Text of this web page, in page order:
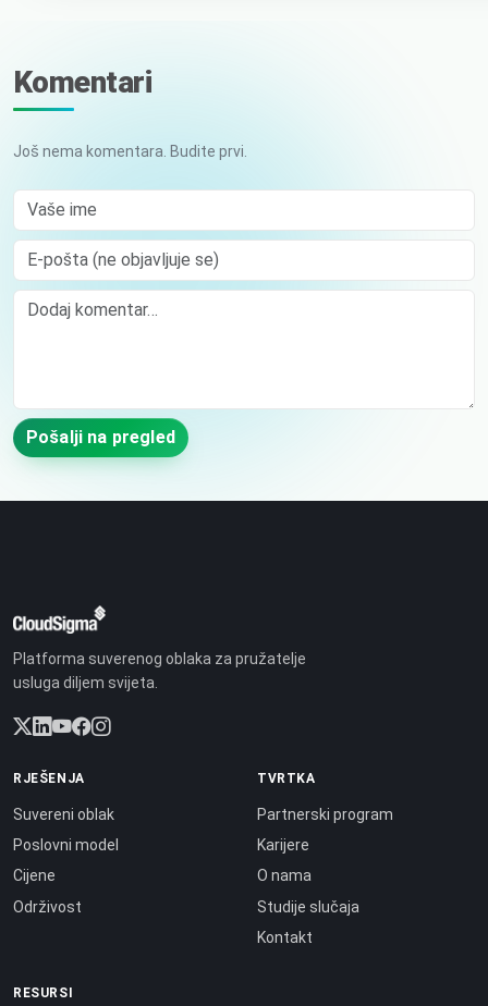
Komentari
Još nema komentara. Budite prvi.
Vaše ime
E-pošta (ne objavljuje se)
Comment
Pošalji na pregled
Platforma suverenog oblaka za pružatelje
usluga diljem svijeta.
RJEŠENJA
Suvereni oblak
Poslovni model
Cijene
Održivost
TVRTKA
Partnerski program
Karijere
O nama
Studije slučaja
Kontakt
RESURSI